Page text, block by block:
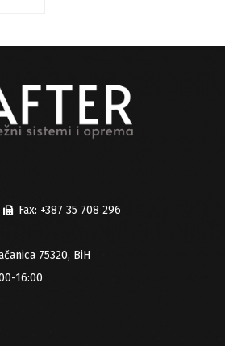
Fax: +387 35 708 296
75320, BiH
16:00